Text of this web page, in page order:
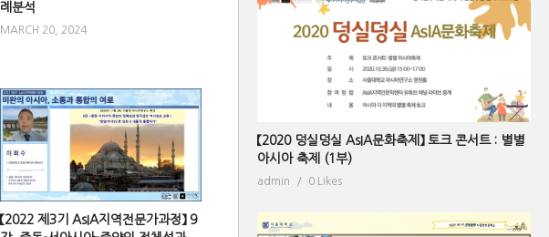
례분석
MARCH 20, 2024
【2022 제3기 AsIA지역전문가과정】 9
【2020 덩실덩실 AsIA문화축제】 토크 콘서트 : 별별
아시아 축제 (1부)
admin 0 Likes